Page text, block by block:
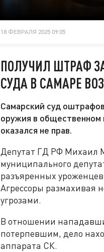
18 ФЕВРАЛЯ 2025 09:05
ПОЛУЧИЛ ШТРАФ
СУДА В САМАРЕ
Самарский суд
оружия в общественном
оказался не прав.
Депутат ГД РФ Михаил
муниципального
разъяренных
Агрессоры размахивая
угрозами.
В отношении
потерпевшим, дело
аппарата СК.